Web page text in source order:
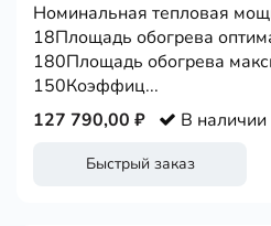
Номинальная тепловая
18Площадь обогрева
180Площадь обогрева
150Коэффиц...
Быстрый заказ
127 790,00 ₽ В наличии